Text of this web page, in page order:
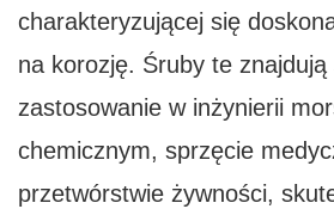
charakteryzującej się
na korozję. Śruby te znajdują
zastosowanie w inżynierii
chemicznym, sprzęcie
przetwórstwie żywności,